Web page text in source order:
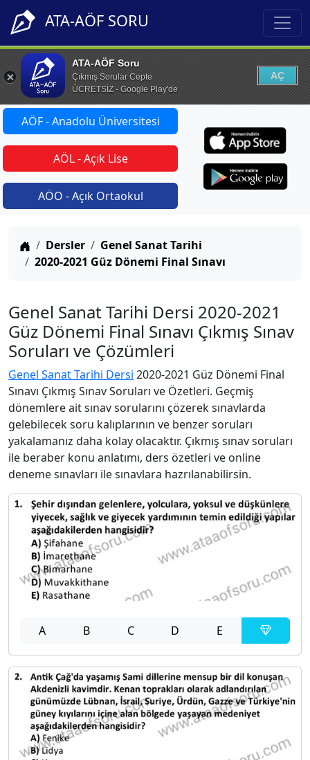
ATA-AÖF SORU
ATA-AÖF Soru
Çıkmış Sorular Cepte
ÜCRETSİZ - Google Play'de
AÇ
AÖF - Anadolu Üniversitesi
AÖL - Açık Lise
AÖO - Açık Ortaokul
Anasayfa
Dersler
Genel Sanat Tarihi
2020-2021 Güz Dönemi Final Sınavı
Genel Sanat Tarihi Dersi 2020-2021
Güz Dönemi Final Sınavı Çıkmış Sınav
Soruları ve Çözümleri
Genel Sanat Tarihi Dersi 2020-2021 Güz Dönemi Final
Sınavı Çıkmış Sınav Soruları ve Özetleri. Geçmiş
dönemlere ait sınav sorularını çözerek sınavlarda
gelebilecek soru kalıplarının ve benzer soruları
yakalamanız daha kolay olacaktır. Çıkmış sınav soruları
ile beraber konu anlatımı, ders özetleri ve online
deneme sınavları ile sınavlara hazrılanabilirsin.
A B C D E